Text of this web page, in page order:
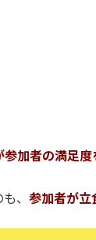
加者の満足
、 参加者が立